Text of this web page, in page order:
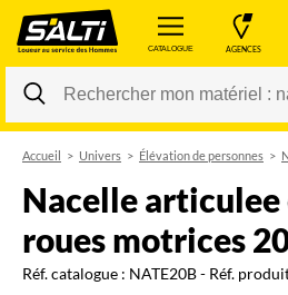
CATALOGUE AGENCES
Accueil Univers Élévation de personnes
nacelle articulee electrique 4
roues motrices
Réf. catalogue : NATE20B- Réf.